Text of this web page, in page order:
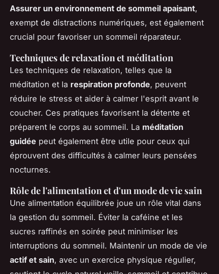
Assurer un environnement de sommeil apaisant,
exempt de distractions numériques, est également
crucial pour favoriser un sommeil réparateur.
Techniques de relaxation et méditation
Les techniques de relaxation, telles que la
méditation et la respiration profonde, peuvent
réduire le stress et aider à calmer l'esprit avant le
coucher. Ces pratiques favorisent la détente et
préparent le corps au sommeil. La méditation
guidée peut également être utile pour ceux qui
éprouvent des difficultés à calmer leurs pensées
nocturnes.
Rôle de l'alimentation et d'un mode de vie sain
Une alimentation équilibrée joue un rôle vital dans
la gestion du sommeil. Éviter la caféine et les
sucres raffinés en soirée peut minimiser les
interruptions du sommeil. Maintenir un mode de vie
actif et sain, avec un exercice physique régulier,